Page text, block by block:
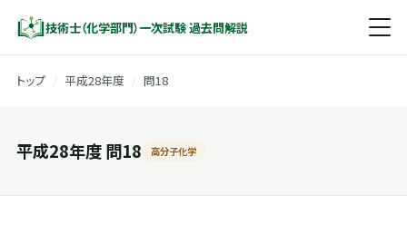
技術士（化学部門）一次試験 過去問解説
トップ 平成28年度 問18
平成28年度 問18 高分子化学